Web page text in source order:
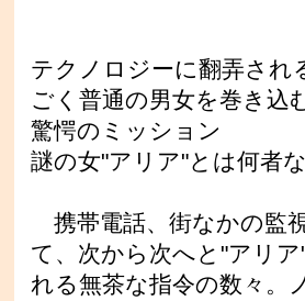
テクノロジーに翻弄され
ごく普通の男女を巻き込
驚愕のミッション
謎の女"アリア"とは何者
携帯電話、街なかの監
て、次から次へと"アリ
れる無茶な指令の数々。